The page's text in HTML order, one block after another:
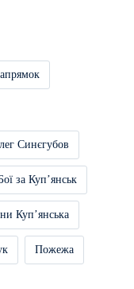
Синєгубов
за Купʼянськ
Купʼянська
Пожежа